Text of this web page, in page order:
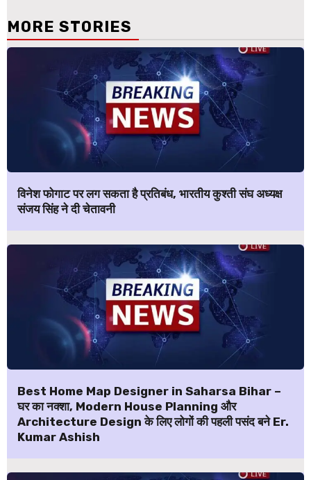
MORE STORIES
विनेश फोगाट पर लग सकता है प्रतिबंध, भारतीय कुश्ती संघ अध्यक्ष
संजय सिंह ने दी चेतावनी
Best Home Map Designer in Saharsa Bihar –
घर का नक्शा, Modern House Planning और
Architecture Design के लिए लोगों की पहली पसंद बने Er.
Kumar Ashish